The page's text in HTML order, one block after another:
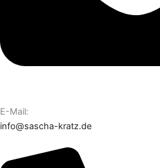
E-Mail:
info@sascha-kratz.de